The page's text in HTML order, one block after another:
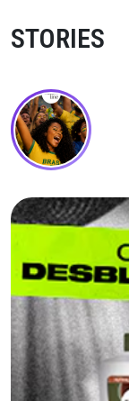
STORIES